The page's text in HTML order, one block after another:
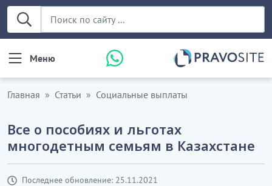
Меню
Главная Статьи Социальные выплаты
Все о пособиях и льготах
многодетным семьям в Казахстане
Последнее обновление: 25.11.2021